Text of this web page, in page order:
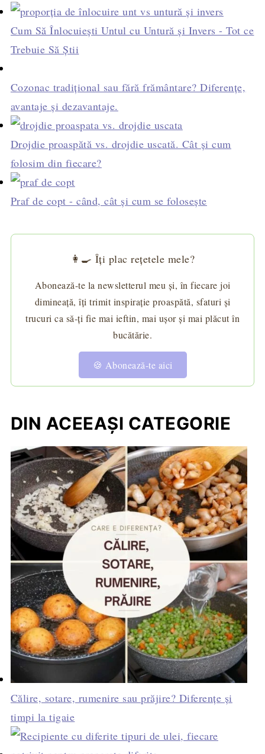
Cum Să Înlocuiești Untul cu Untură și Invers - Tot ce
Trebuie Să Știi
Cozonac tradițional sau fără frământare? Diferențe,
avantaje și dezavantaje.
Drojdie proaspătă vs. drojdie uscată. Cât și cum
folosim din fiecare?
Praf de copt - când, cât și cum se folosește
👩‍🍳 Îți plac rețetele mele?
Abonează-te la newsletterul meu și, în fiecare joi
dimineață, îți trimit inspirație proaspătă, sfaturi și
trucuri ca să-ți fie mai ieftin, mai ușor și mai plăcut în
bucătărie.
🍪 Abonează-te aici
DIN ACEEAȘI CATEGORIE
Călire, sotare, rumenire sau prăjire? Diferențe și
timpi la tigaie